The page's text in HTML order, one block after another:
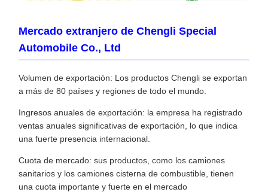
Mercado extranjero de Chengli Special
Automobile Co., Ltd
Volumen de exportación: Los productos Chengli se exportan
a más de 80 países y regiones de todo el mundo.
Ingresos anuales de exportación: la empresa ha registrado
ventas anuales significativas de exportación, lo que indica
una fuerte presencia internacional.
Cuota de mercado: sus productos, como los camiones
sanitarios y los camiones cisterna de combustible, tienen
una cuota importante y fuerte en el mercado